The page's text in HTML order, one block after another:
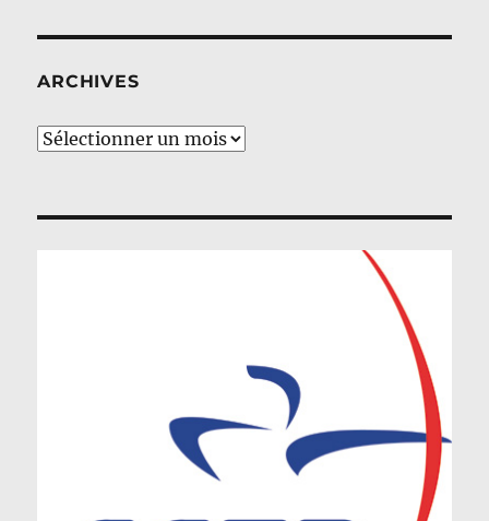
ARCHIVES
Archives